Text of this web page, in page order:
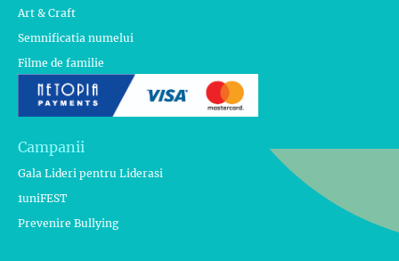
Art & Craft
Semnificatia numelui
Filme de familie
Campanii
Gala Lideri pentru Liderasi
1uniFEST
Prevenire Bullying